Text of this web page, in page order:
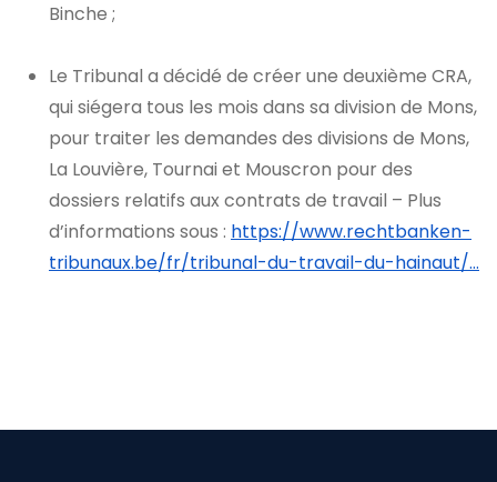
Binche ;
Le Tribunal a décidé de créer une deuxième CRA,
qui siégera tous les mois dans sa division de Mons,
pour traiter les demandes des divisions de Mons,
La Louvière, Tournai et Mouscron pour des
dossiers relatifs aux contrats de travail – Plus
d’informations sous : https://www.rechtbanken-
tribunaux.be/fr/tribunal-du-travail-du-hainaut/…